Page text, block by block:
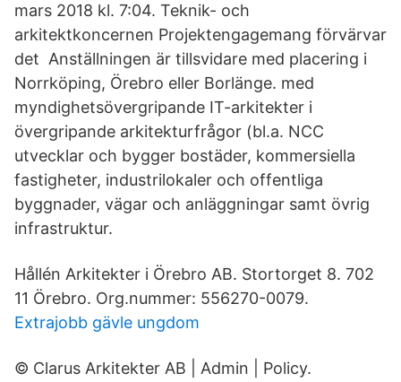
mars 2018 kl. 7:04. Teknik- och
arkitektkoncernen Projektengagemang förvärvar
det Anställningen är tillsvidare med placering i
Norrköping, Örebro eller Borlänge. med
myndighetsövergripande IT-arkitekter i
övergripande arkitekturfrågor (bl.a. NCC
utvecklar och bygger bostäder, kommersiella
fastigheter, industrilokaler och offentliga
byggnader, vägar och anläggningar samt övrig
infrastruktur.
Hållén Arkitekter i Örebro AB. Stortorget 8. 702
11 Örebro. Org.nummer: 556270-0079.
Extrajobb gävle ungdom
© Clarus Arkitekter AB | Admin | Policy.